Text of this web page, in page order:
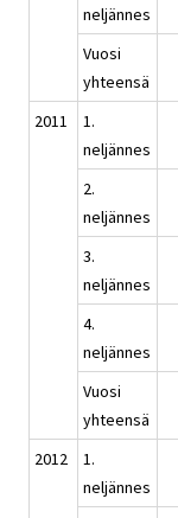
neljännes
Vuosi
yhteensä
2011
1.
neljännes
2.
neljännes
3.
neljännes
4.
neljännes
Vuosi
yhteensä
2012
1.
neljännes